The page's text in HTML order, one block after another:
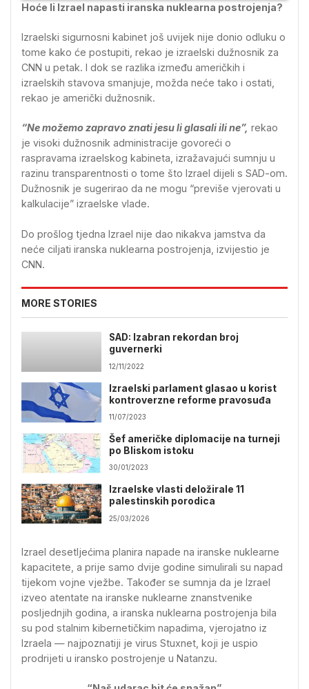
Hoće li Izrael napasti iranska nuklearna postrojenja?
Izraelski sigurnosni kabinet još uvijek nije donio odluku o
tome kako će postupiti, rekao je izraelski dužnosnik za
CNN u petak. I dok se razlika između američkih i
izraelskih stavova smanjuje, možda neće tako i ostati,
rekao je američki dužnosnik.
“Ne možemo zapravo znati jesu li glasali ili ne”, rekao
je visoki dužnosnik administracije govoreći o
raspravama izraelskog kabineta, izražavajući sumnju u
razinu transparentnosti o tome što Izrael dijeli s SAD-om.
Dužnosnik je sugerirao da ne mogu “previše vjerovati u
kalkulacije” izraelske vlade.
Do prošlog tjedna Izrael nije dao nikakva jamstva da
neće ciljati iranska nuklearna postrojenja, izvijestio je
CNN.
MORE STORIES
SAD: Izabran rekordan broj
guvernerki
12/11/2022
Izraelski parlament glasao u korist
kontroverzne reforme pravosuđa
11/07/2023
Šef američke diplomacije na turneji
po Bliskom istoku
30/01/2023
Izraelske vlasti deložirale 11
palestinskih porodica
25/03/2026
Izrael desetljećima planira napade na iranske nuklearne
kapacitete, a prije samo dvije godine simulirali su napad
tijekom vojne vježbe. Također se sumnja da je Izrael
izveo atentate na iranske nuklearne znanstvenike
posljednjih godina, a iranska nuklearna postrojenja bila
su pod stalnim kibernetičkim napadima, vjerojatno iz
Izraela — najpoznatiji je virus Stuxnet, koji je uspio
prodrijeti u iransko postrojenje u Natanzu.